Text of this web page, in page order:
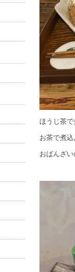
ほうじ茶で
お茶で煮
おばんざ